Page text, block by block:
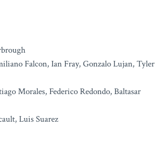
Falcon, Ian Fray, Gonzalo Lujan, Tyler
Morales, Federico Redondo, Baltasar
Luis Suarez